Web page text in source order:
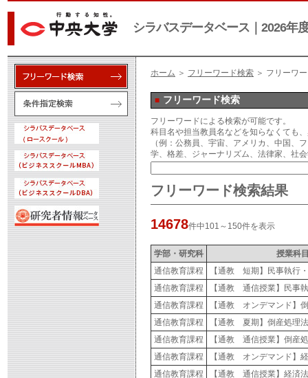
シラバスデータベース｜2026年
ホーム ＞ フリーワード検索 ＞ フリーワ
フリーワード検索
フリーワードによる検索が可能です。
科目名や担当教員名などを知らなくても
（例：公務員、宇宙、アメリカ、中国、
学、格差、ジャーナリズム、法律家、社
フリーワード検索結果
14678件中101～150件を表示
学部・研究科
授業科
通信教育課程
【通教 短期】民事執行
通信教育課程
【通教 通信授業】民事
通信教育課程
【通教 オンデマンド】
通信教育課程
【通教 夏期】倒産処理法
通信教育課程
【通教 通信授業】倒産
通信教育課程
【通教 オンデマンド】
通信教育課程
【通教 通信授業】経済法